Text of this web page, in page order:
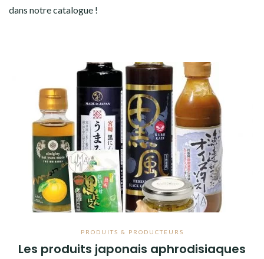
dans notre catalogue !
PRODUITS & PRODUCTEURS
Les produits japonais aphrodisiaques